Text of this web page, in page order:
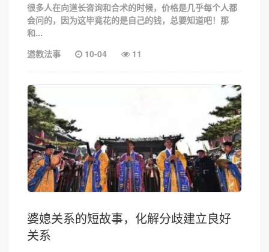
很多人在向道长咨询和合术的时候，价格是几乎每个人都
会问的，因为这毕竟花的是自己的钱，总要知道吧！那
和...
道教法事
10-04 11
婆媳关系的短故事，化解分歧建立良好
关系